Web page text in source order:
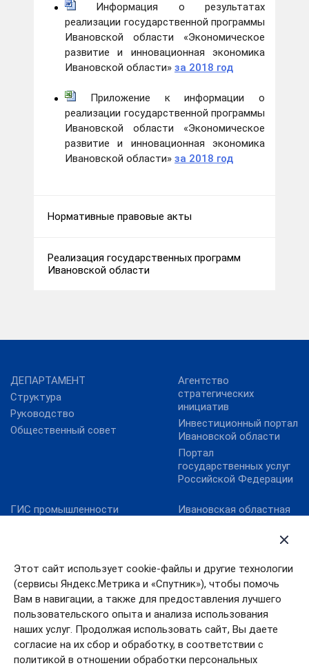
Этот сайт использует cookie-файлы и другие технологии
(сервисы Яндекс.Метрика и «Спутник»), чтобы помочь
Вам в навигации, а также для предоставления лучшего
пользовательского опыта и анализа использования
наших услуг. Продолжая использовать сайт, Вы даете
согласие на их сбор и обработку, в соответствии с
политикой в отношении обработки персональных
Информация о результатах
реализации государственной программы
Ивановской области «Экономическое
развитие и инновационная экономика
Ивановской области» за 2018 год
Приложение к информации о
реализации государственной программы
Ивановской области «Экономическое
развитие и инновационная экономика
Ивановской области» за 2018 год
Нормативные правовые акты
Реализация государственных программ
Ивановской области
ДЕПАРТАМЕНТ
Структура
Руководство
Общественный совет
Агентство
стратегических
инициатив
Инвестиционный портал
Ивановской области
Портал
государственных услуг
Российской Федерации
ГИС промышленности
Фонд развития
промышленности
Фонд содействия
инновациям
Ивановская областная
Уполномоченный по
правам человека в
Ивановской области